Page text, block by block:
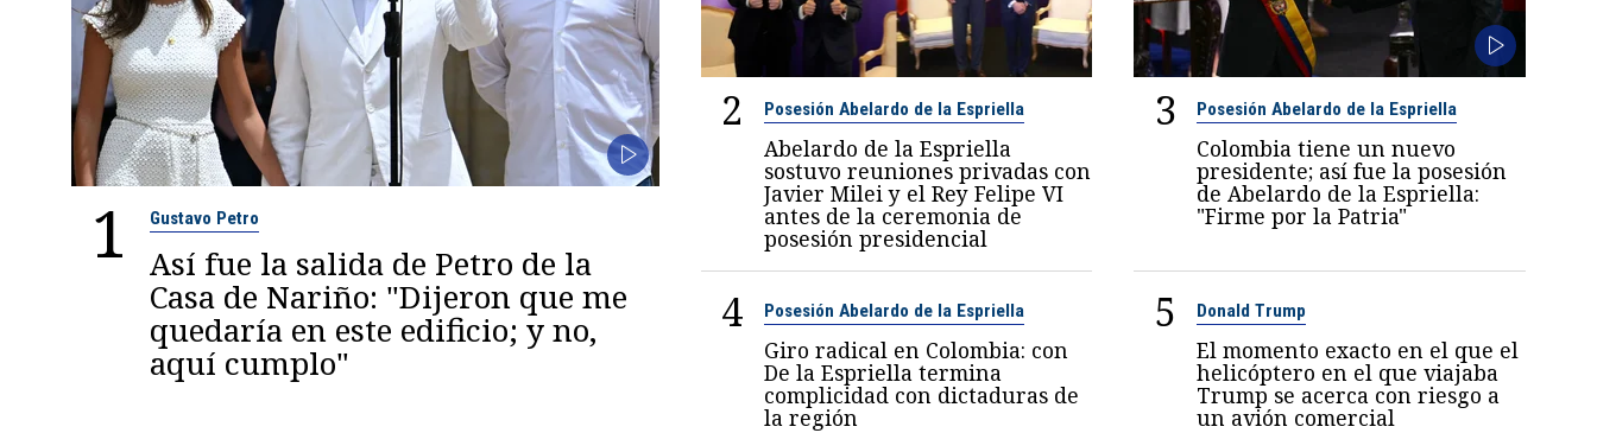
1 Gustavo Petro
Así fue la salida de Petro de la
Casa de Nariño: "Dijeron que me
quedaría en este edificio; y no,
aquí cumplo"
2 Posesión Abelardo de la Espriella
Abelardo de la Espriella
sostuvo reuniones privadas con
Javier Milei y el Rey Felipe VI
antes de la ceremonia de
posesión presidencial
3 Posesión Abelardo de la Espriella
Colombia tiene un nuevo
presidente; así fue la posesión
de Abelardo de la Espriella:
"Firme por la Patria"
4 Posesión Abelardo de la Espriella
Giro radical en Colombia: con
De la Espriella termina
complicidad con dictaduras de
la región
5 Donald Trump
El momento exacto en el que el
helicóptero en el que viajaba
Trump se acerca con riesgo a
un avión comercial